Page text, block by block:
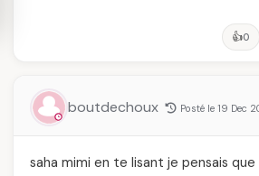
👍0
boutdechoux Posté le 19 Dec
saha mimi en te lisant je pensais